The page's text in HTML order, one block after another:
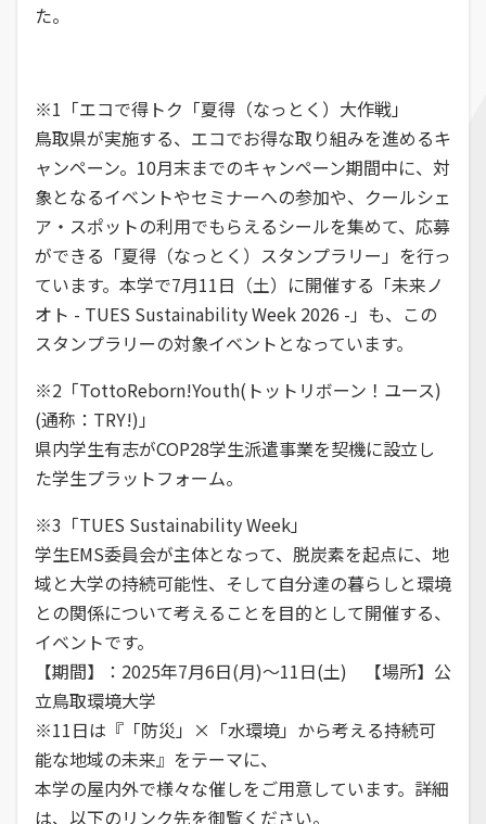
た。
※1「エコで得トク「夏得（なっとく）大作戦」
鳥取県が実施する、エコでお得な取り組みを進めるキ
ャンペーン。10月末までのキャンペーン期間中に、対
象となるイベントやセミナーへの参加や、クールシェ
ア・スポットの利用でもらえるシールを集めて、応募
ができる「夏得（なっとく）スタンプラリー」を行っ
ています。本学で7月11日（土）に開催する「未来ノ
オト - TUES Sustainability Week 2026 -」も、この
スタンプラリーの対象イベントとなっています。
※2「TottoReborn!Youth(トットリボーン！ユース)
(通称：TRY!)」
県内学生有志がCOP28学生派遣事業を契機に設立し
た学生プラットフォーム。
※3「TUES Sustainability Week」
学生EMS委員会が主体となって、脱炭素を起点に、地
域と大学の持続可能性、そして自分達の暮らしと環境
との関係について考えることを目的として開催する、
イベントです。
【期間】：2025年7月6日(月)～11日(土) 【場所】公
立鳥取環境大学
※11日は『「防災」×「水環境」から考える持続可
能な地域の未来』をテーマに、
本学の屋内外で様々な催しをご用意しています。詳細
は、以下のリンク先を御覧ください。